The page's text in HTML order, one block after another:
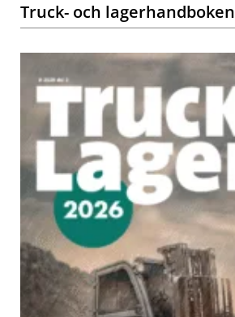
Truck- och lagerhandboken